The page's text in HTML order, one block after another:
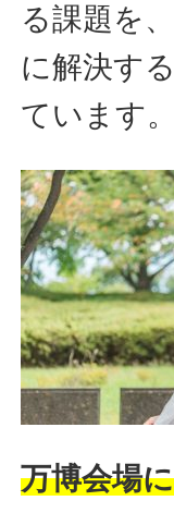
る課題を
に解決す
ています。
万博会場